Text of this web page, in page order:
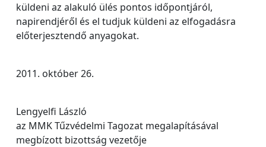
küldeni az alakuló ülés pontos időpontjáról,
napirendjéről és el tudjuk küldeni az elfogadásra
előterjesztendő anyagokat.
2011. október 26.
Lengyelfi László
az MMK Tűzvédelmi Tagozat megalapításával
megbízott bizottság vezetője